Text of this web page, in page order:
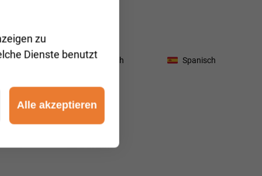
Bulgarisch Spanisch
zu
Dienste benutzt
Alle akzeptieren